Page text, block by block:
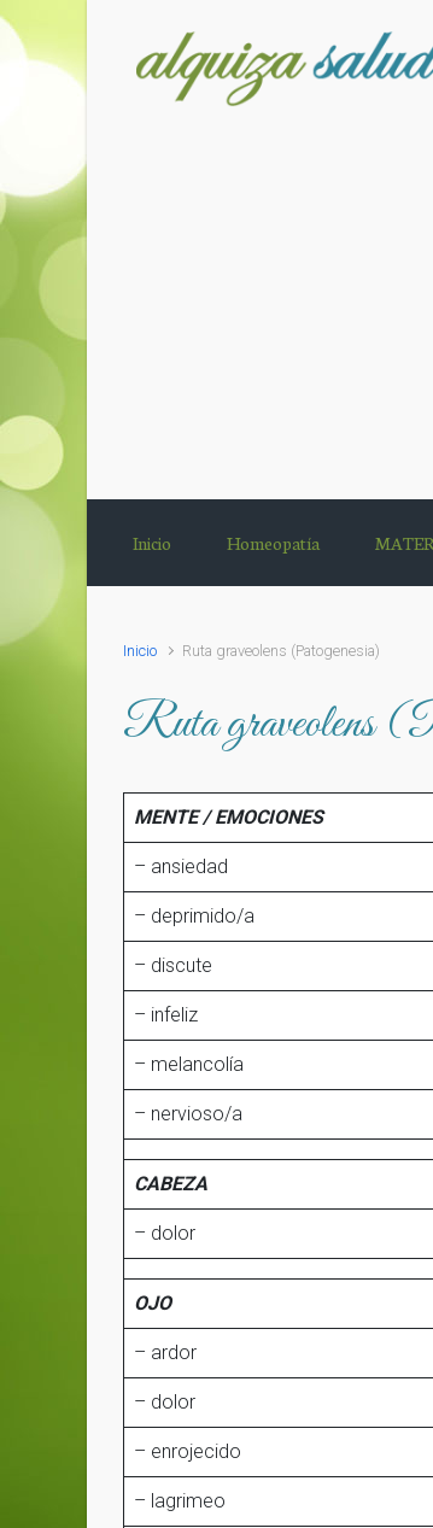
Saltar al contenido principal
Inicio Homeopatía
Inicio Ruta graveolens (Patogenesia)
Ruta graveolens
MENTE / EMOCIONES
– ansiedad
– deprimido/a
– discute
– infeliz
– melancolía
– nervioso/a
CABEZA
– dolor
OJO
– ardor
– dolor
– enrojecido
– lagrimeo